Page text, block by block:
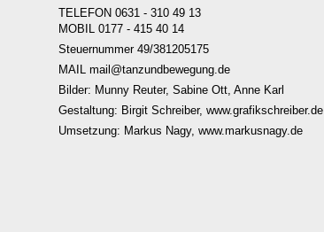
TELEFON 0631 - 310 49 13
MOBIL 0177 - 415 40 14
Steuernummer 49/381205175
MAIL mail@tanzundbewegung.de
Bilder: Munny Reuter, Sabine Ott, Anne Karl
Gestaltung: Birgit Schreiber, www.grafikschreiber.de
Umsetzung: Markus Nagy, www.markusnagy.de